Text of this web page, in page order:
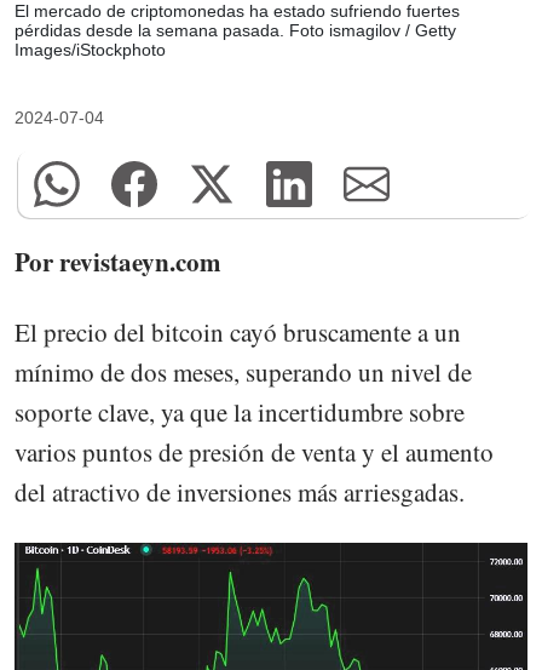
El mercado de criptomonedas ha estado sufriendo fuertes
pérdidas desde la semana pasada. Foto ismagilov / Getty
Images/iStockphoto
2024-07-04
Por revistaeyn.com
El precio del bitcoin cayó bruscamente a un
mínimo de dos meses, superando un nivel de
soporte clave, ya que la incertidumbre sobre
varios puntos de presión de venta y el aumento
del atractivo de inversiones más arriesgadas.